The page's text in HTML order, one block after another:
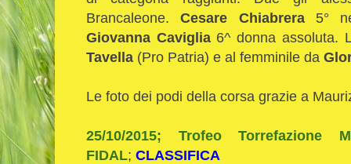
Brancaleone.Cesare Chiabrera5°
Giovanna Caviglia6^ donna assoluta.
Tavella (Pro Patria) e al femminile da
Le foto dei podi della corsa grazie a
25/10/2015; Trofeo
FIDAL; CLASSIFICA